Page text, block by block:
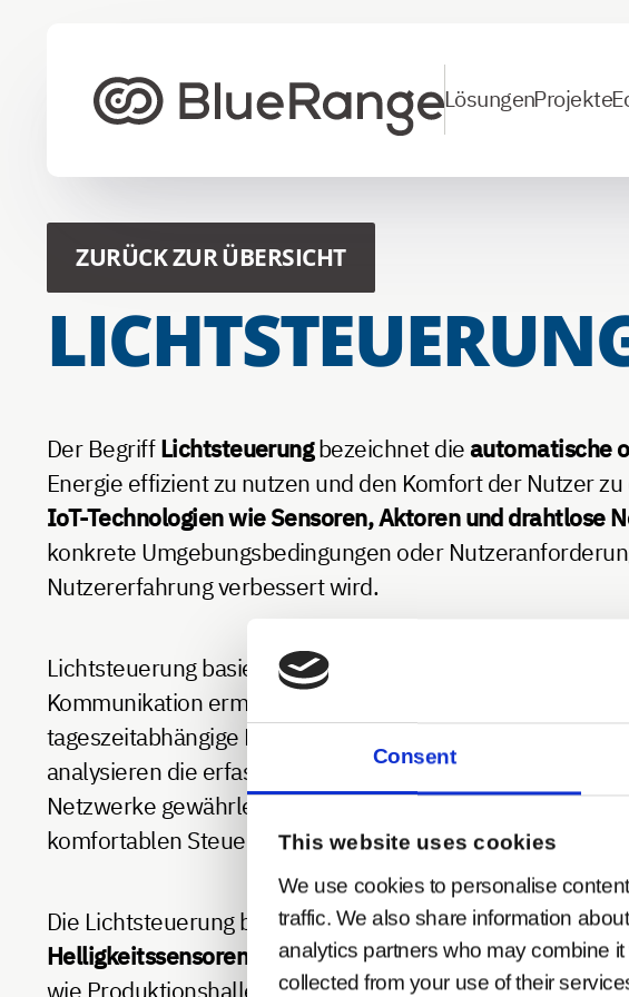
Consent
This website uses cookies
We use cookies to personalise
traffic. We also share information
analytics partners who may combine
collected from your use of their
LösungenProjekte
ZURÜCK ZUR ÜBERSICHT
Der BegriffLichtsteuerungbezeichnet dieautomatische
Energie effizient zu nutzen und den Komfort der Nutzer
IoT-Technologien wie Sensoren, Aktoren und drahtlose
konkrete Umgebungsbedingungen oder
Nutzererfahrung verbessert wird.
Lichtsteuerung basiert aufFunkprotokollen wie
Kommunikation ermöglichen. Sensoren erfassen
tageszeitabhängige Beleuchtungsanforderungen, und
analysieren die erfassten Daten, um die
Netzwerke gewährleisten eine stabile Kommunikation
komfortablen Steuerung können Lichtsysteme über
Die Lichtsteuerung bietet vielseitige
Helligkeitssensoren den Energieverbrauch, indem sie
wie Produktionshallen kann die Intensität der